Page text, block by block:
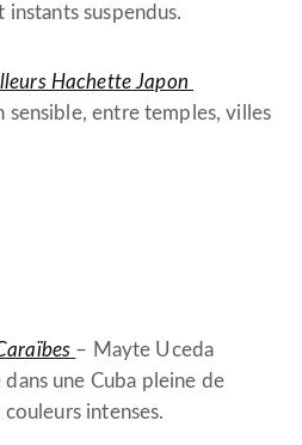
suspendus.
Hachette Japon
sensible, entre temples, villes
– Mayte Uceda
une Cuba pleine de
intenses.